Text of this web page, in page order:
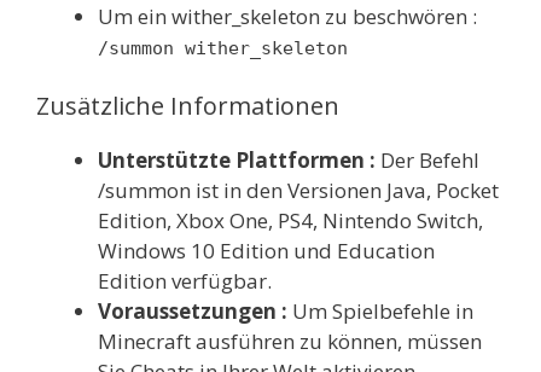
Um ein wither_skeleton zu beschwören :
/summon wither_skeleton
Zusätzliche Informationen
Unterstützte Plattformen : Der Befehl
/summon ist in den Versionen Java, Pocket
Edition, Xbox One, PS4, Nintendo Switch,
Windows 10 Edition und Education
Edition verfügbar.
Voraussetzungen : Um Spielbefehle in
Minecraft ausführen zu können, müssen